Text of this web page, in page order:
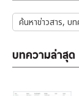
บทความล่าสุด